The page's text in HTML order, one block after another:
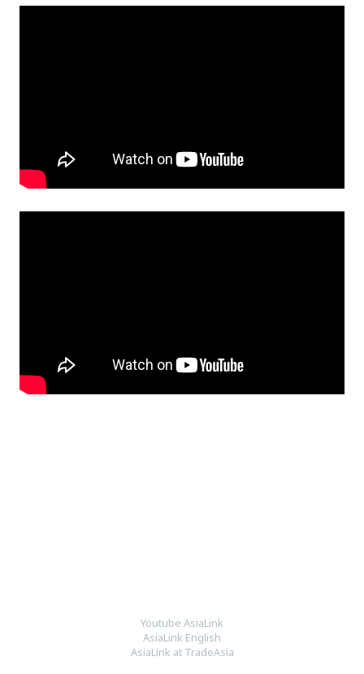
Youtube AsiaLink
AsiaLink English
AsiaLink at TradeAsia